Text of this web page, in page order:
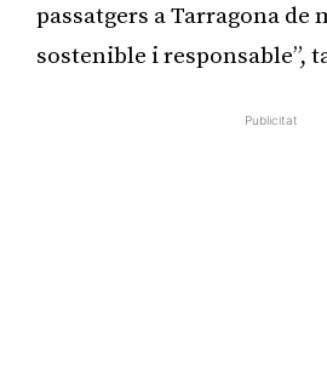
passatgers a Tarragona de
sostenible i responsable”,
Publicitat